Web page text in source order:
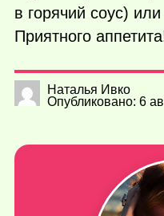
в горячий соус)
Приятного
Наталья Ивко
Опубликовано: 6